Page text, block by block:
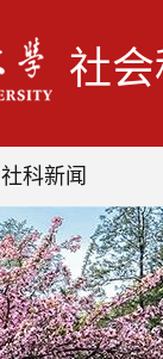
社
社科新闻